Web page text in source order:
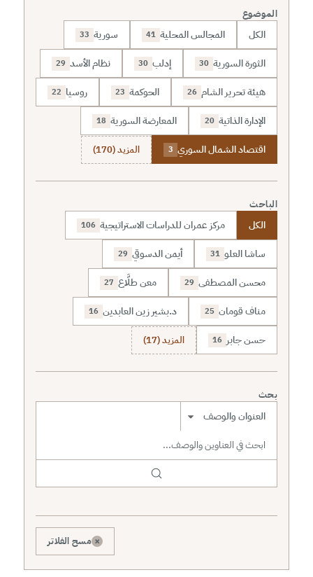
الموضوع
الكل المجالس المحلية 41 سورية 33
الثورة السورية 30 إدلب 30 نظام الأسد 29
هيئة تحرير الشام 26 الحوكمة 23 روسيا 22
الإدارة الذاتية 20 المعارضة السورية 18
اقتصاد الشمال السوري 3 المزيد (170)
الباحث
الكل مركز عمران للدراسات الاستراتيجية 106
ساشا العلو 31 أيمن الدسوقي 29
محسن المصطفى 29 معن طلَّاع 27
مناف قومان 25 د.بشير زين العابدين 16
حسن جابر 16 المزيد (17)
بحث
نطاق البحث
× مسح الفلاتر